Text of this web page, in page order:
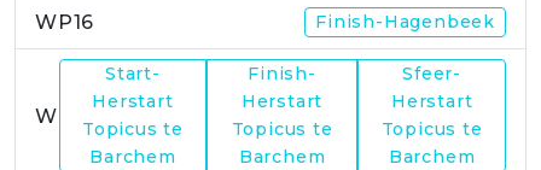
WP16 Finish-Hagenbeek
Start-
Herstart
Topicus te
Barchem
Finish-
Herstart
Topicus te
Barchem
Sfeer-
Herstart
Topicus te
Barchem